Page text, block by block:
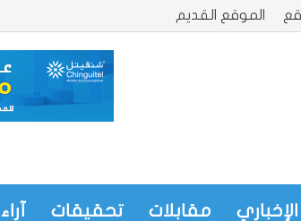
الموقع القديم
مقابلات تحقيقات آراء